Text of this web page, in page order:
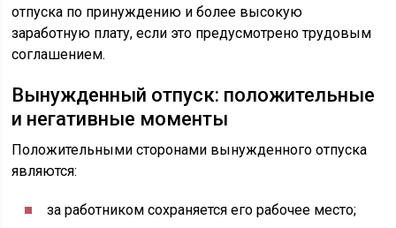
отпуска по принуждению и более высокую
заработную плату, если это предусмотрено трудовым
соглашением.
Вынужденный отпуск: положительные
и негативные моменты
Положительными сторонами вынужденного отпуска
являются:
за работником сохраняется его рабочее место;